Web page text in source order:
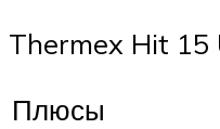
Thermex Hit 15
Плюсы